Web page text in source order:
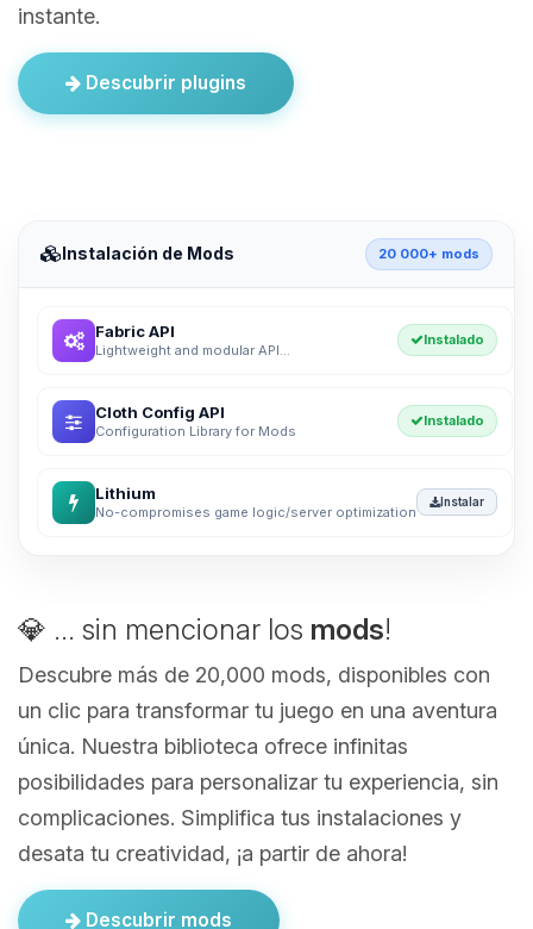
instante.
Descubrir plugins
Instalación de Mods 20 000+ mods
Fabric API
Lightweight and modular API...
Instalado
Cloth Config API
Configuration Library for Mods
Instalado
Lithium
No-compromises game logic/server optimization
Instalar
💎 ... sin mencionar los mods!
Descubre más de 20,000 mods, disponibles con
un clic para transformar tu juego en una aventura
única. Nuestra biblioteca ofrece infinitas
posibilidades para personalizar tu experiencia, sin
complicaciones. Simplifica tus instalaciones y
desata tu creatividad, ¡a partir de ahora!
Descubrir mods